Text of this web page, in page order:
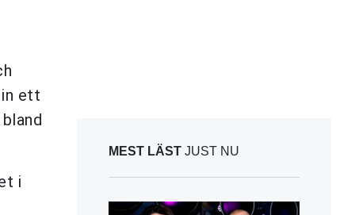
ett
i
MEST LÄST JUST NU